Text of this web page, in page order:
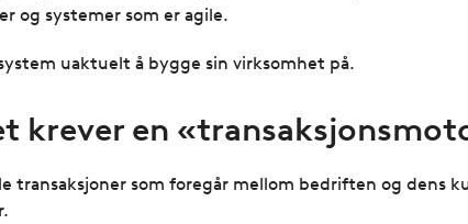
og systemer som er agile.
uaktuelt å bygge sin virksomhet på.
krever en
transaksjoner som foregår mellom bedriften og dens